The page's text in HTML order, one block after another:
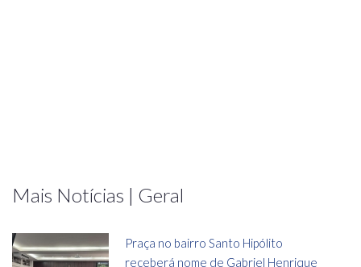
Mais Notícias | Geral
Praça no bairro Santo Hipólito
receberá nome de Gabriel Henrique